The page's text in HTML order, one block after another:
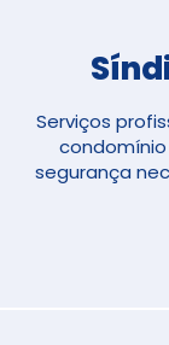
Serviços
segurança